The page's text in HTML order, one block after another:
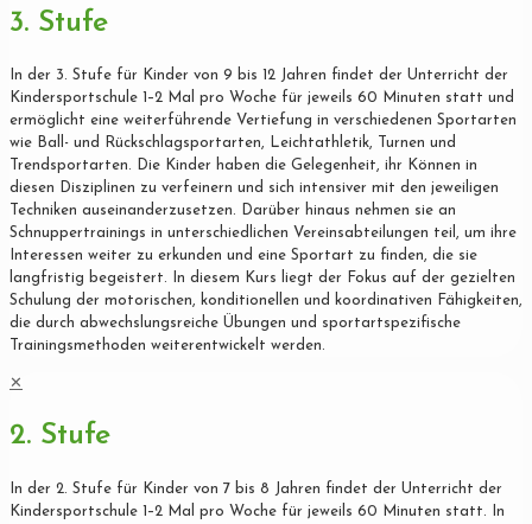
3. Stufe
In der 3. Stufe für Kinder von 9 bis 12 Jahren findet der Unterricht der
Kindersportschule 1–2 Mal pro Woche für jeweils 60 Minuten statt und
ermöglicht eine weiterführende Vertiefung in verschiedenen Sportarten
wie Ball- und Rückschlagsportarten, Leichtathletik, Turnen und
Trendsportarten. Die Kinder haben die Gelegenheit, ihr Können in
diesen Disziplinen zu verfeinern und sich intensiver mit den jeweiligen
Techniken auseinanderzusetzen. Darüber hinaus nehmen sie an
Schnuppertrainings in unterschiedlichen Vereinsabteilungen teil, um ihre
Interessen weiter zu erkunden und eine Sportart zu finden, die sie
langfristig begeistert. In diesem Kurs liegt der Fokus auf der gezielten
Schulung der motorischen, konditionellen und koordinativen Fähigkeiten,
die durch abwechslungsreiche Übungen und sportartspezifische
Trainingsmethoden weiterentwickelt werden.
✕
2. Stufe
In der 2. Stufe für Kinder von 7 bis 8 Jahren findet der Unterricht der
Kindersportschule 1–2 Mal pro Woche für jeweils 60 Minuten statt. In